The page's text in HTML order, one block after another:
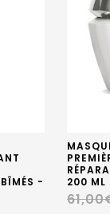
-
200 ML